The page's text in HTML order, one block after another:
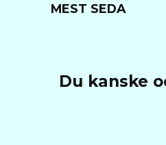
MEST SEDA
Du kanske